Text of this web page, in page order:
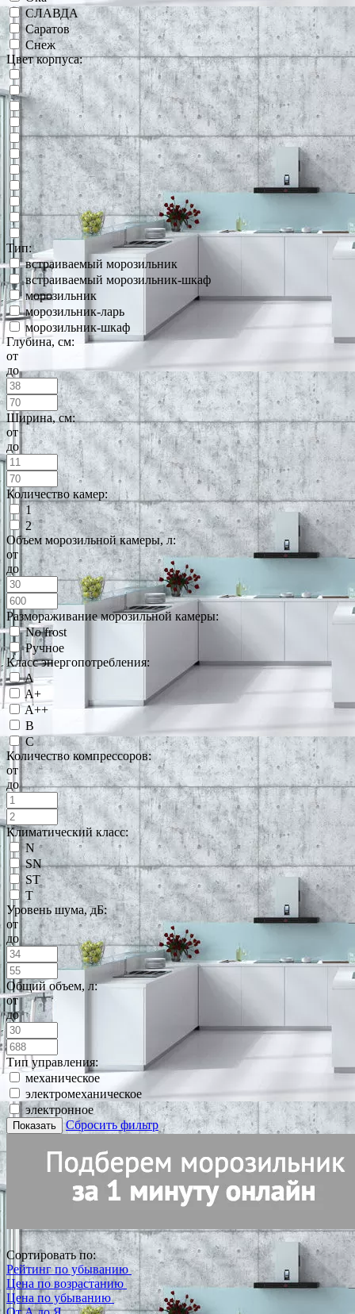
СЛАВДА
Саратов
Снеж
Цвет корпуса:
Тип:
встраиваемый морозильник
встраиваемый морозильник-шкаф
морозильник
морозильник-ларь
морозильник-шкаф
Глубина, см:
от
до
Ширина, см:
от
до
Количество камер:
1
2
Объем морозильной камеры, л:
от
до
Размораживание морозильной камеры:
No frost
Ручное
Класс энергопотребления:
A
A+
A++
B
C
Количество компрессоров:
от
до
Климатический класс:
N
SN
ST
T
Уровень шума, дБ:
от
до
Общий объем, л:
от
до
Тип управления:
механическое
электромеханическое
электронное
Показать Сбросить фильтр
Сортировать по:
Рейтинг по убыванию
Цена по возрастанию
Цена по убыванию